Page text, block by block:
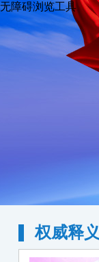
无障碍浏览工具
权威释义